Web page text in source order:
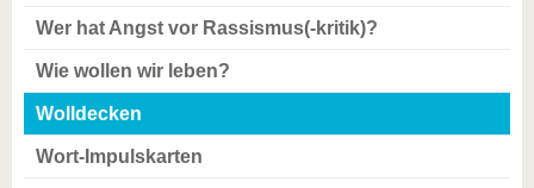
Wer hat Angst vor Rassismus(-kritik)?
Wie wollen wir leben?
Wolldecken
Wort-Impulskarten